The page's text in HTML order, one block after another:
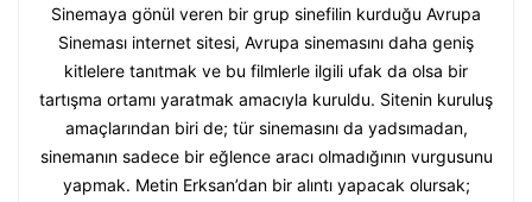
Sinemaya gönül veren bir grup sinefilin kurduğu Avrupa
Sineması internet sitesi, Avrupa sinemasını daha geniş
kitlelere tanıtmak ve bu filmlerle ilgili ufak da olsa bir
tartışma ortamı yaratmak amacıyla kuruldu. Sitenin kuruluş
amaçlarından biri de; tür sinemasını da yadsımadan,
sinemanın sadece bir eğlence aracı olmadığının vurgusunu
yapmak. Metin Erksan’dan bir alıntı yapacak olursak;